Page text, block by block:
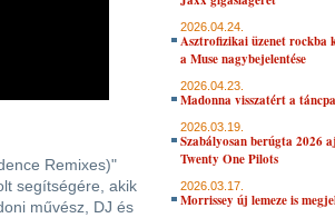
Remixes)"
segítségére, akik
művész, DJ és
2026.04.24.
Asztrofizikai üzenet rockba
a Muse nagybejelentése
2026.04.23.
Madonna visszatért a
2026.03.19.
Szabályosan berúgta 2026
Twenty One Pilots
2026.03.17.
Morrissey új lemeze is